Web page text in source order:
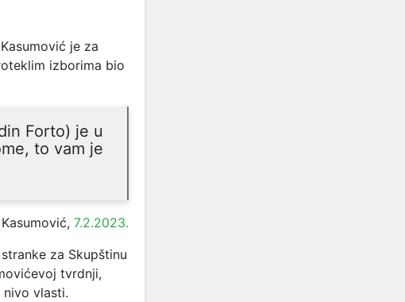
je za
izborima bio
Forto) je u
to vam je
7.2.2023.
za Skupštinu
tvrdnji,
vlasti.